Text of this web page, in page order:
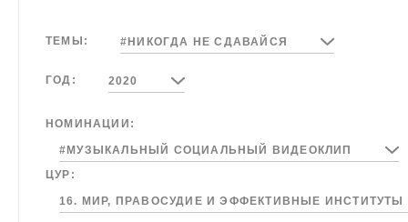
ТЕМЫ: #НИКОГДА НЕ СДАВАЙСЯ
ГОД: 2020
НОМИНАЦИИ:
#МУЗЫКАЛЬНЫЙ СОЦИАЛЬНЫЙ ВИДЕОКЛИП
ЦУР:
16. МИР, ПРАВОСУДИЕ И ЭФФЕКТИВНЫЕ ИНСТИТУТЫ